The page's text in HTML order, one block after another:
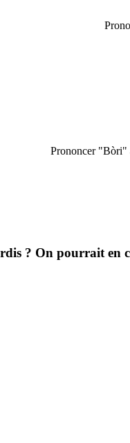
Prononcer "Bòri"
? On pourrait